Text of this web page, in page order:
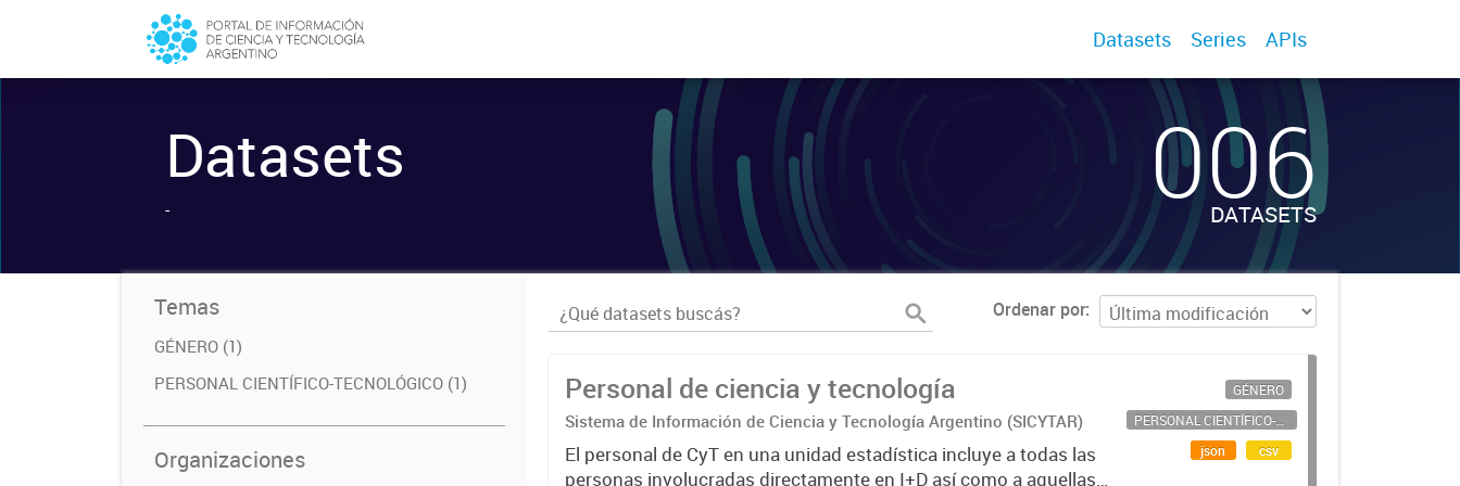
Datasets Series APIs
Datasets
- 006
DATASETS
Temas
GÉNERO (1)
PERSONAL CIENTÍFICO-TECNOLÓGICO (1)
Organizaciones
Ordenar por
Personal de ciencia y tecnología
Sistema de Información de Ciencia y Tecnología Argentino (SICYTAR)
El personal de CyT en una unidad estadística incluye a todas las
personas involucradas directamente en I+D así como a aquellas
GÉNERO
PERSONAL CIENTÍFICO-TECNOLÓGICO
json
csv